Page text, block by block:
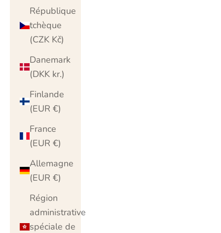
République
tchèque
(CZK Kč)
Danemark
(DKK kr.)
Finlande
(EUR €)
France
(EUR €)
Allemagne
(EUR €)
Région
administrative
spéciale de